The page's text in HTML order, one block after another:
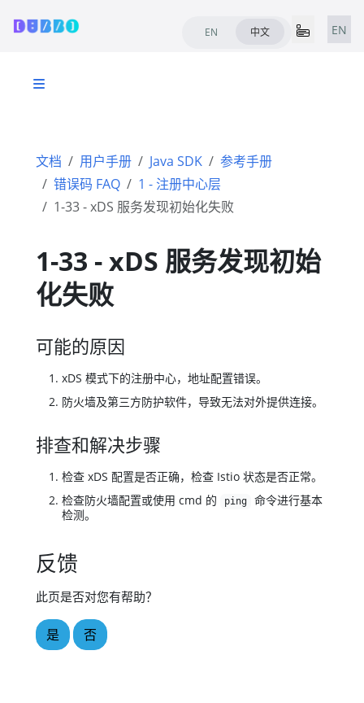
EN 中文 EN
文档 用户手册 Java SDK
参考手册
错误码 FAQ
1 - 注册中心层
1-33 - xDS 服务发现初始化失败
1-33 - xDS 服务发现初始
化失败
可能的原因
xDS 模式下的注册中心，地址配置错误。
防火墙及第三方防护软件，导致无法对外提供连接。
排查和解决步骤
检查 xDS 配置是否正确，检查 Istio 状态是否正常。
检查防火墙配置或使用 cmd 的
ping
命令进行基本
检测。
反馈
此页是否对您有帮助？
是 否